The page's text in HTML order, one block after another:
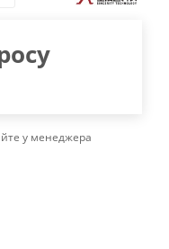
у менеджера